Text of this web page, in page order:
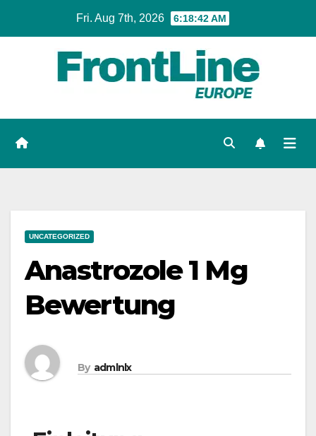
Fri. Aug 7th, 2026 6:18:43 AM
UNCATEGORIZED
Anastrozole 1 Mg
Bewertung
By admlnlx